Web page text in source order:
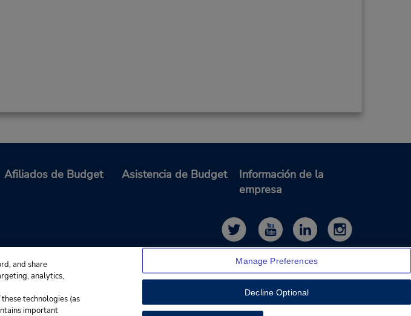
Afiliados de Budget Asistencia de Budget
Información de la
empresa
and share
analytics,
technologies (as
important
Manage Preferences
Decline Optional